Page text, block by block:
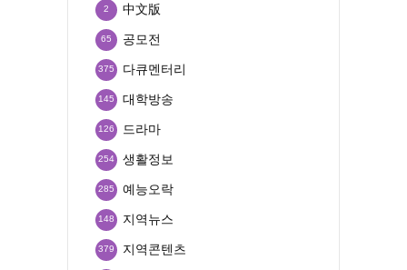
中文版
2
공모전
65
다큐멘터리
375
대학방송
145
드라마
126
생활정보
254
예능오락
285
지역뉴스
148
지역콘텐츠
379